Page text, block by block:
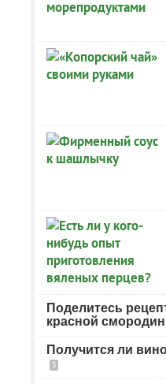
Поделитесь
красной
Получится ли
3